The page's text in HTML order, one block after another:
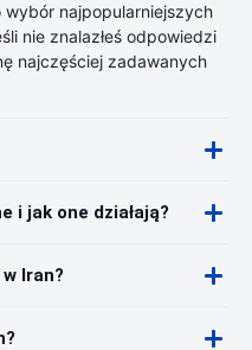
najpopularniejszych
nie znalazłeś odpowiedzi
najczęściej zadawanych
i jak one działają?
Iran?